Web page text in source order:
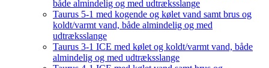
både almindelig og med udtræksslange
Taurus 5-1 med kogende og kølet vand samt brus og
koldt/varmt vand, både almindelig og med
udtræksslange
Taurus 3-1 ICE med kølet og koldt/varmt vand, både
almindelig og med udtræksslange